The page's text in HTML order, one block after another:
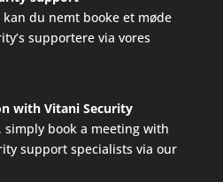
du nemt booke et møde
supportere via vores
with Vitani Security
simply book a meeting with
support specialists via our